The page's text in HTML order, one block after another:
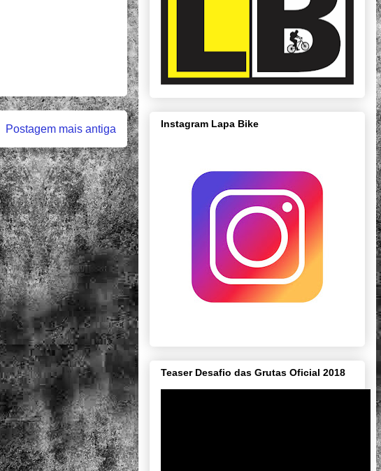
Postagem mais antiga Instagram Lapa Bike
Teaser Desafio das Grutas Oficial 2018